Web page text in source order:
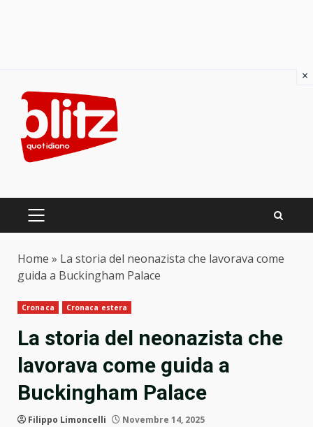
content
PRIMARY
Home » La storia del neonazista che lavorava come
guida a Buckingham Palace
Cronaca Cronaca estera
La storia del neonazista che
lavorava come guida a
Buckingham Palace
Filippo Limoncelli Novembre 14, 2025
×